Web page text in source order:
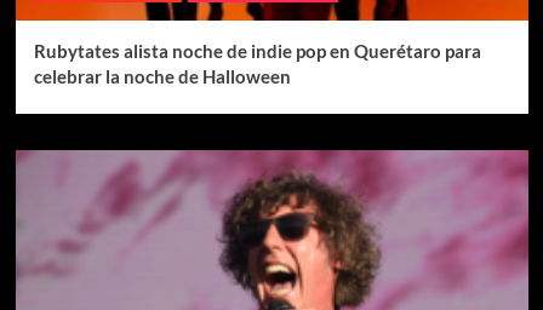
Rubytates alista noche de indie pop en Querétaro para
celebrar la noche de Halloween